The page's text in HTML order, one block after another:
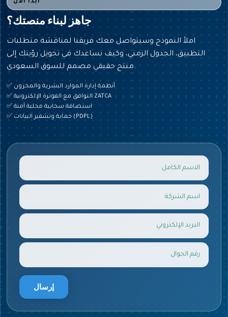
ابدأ الآن
جاهز لبناء منصتك؟
املأ النموذج وسيتواصل معك فريقنا لمناقشة متطلبات
التطبيق، الجدول الزمني، وكيف نساعدك في تحويل رؤيتك إلى
منتج حقيقي مصمم للسوق السعودي.
✅ أنظمة إدارة الموارد البشرية والمخزون
✅ التوافق مع الفوترة الإلكترونية ZATCA
✅ استضافة سحابية محلية آمنة
✅ حماية وتشفير البيانات (PDPL)
إرسال